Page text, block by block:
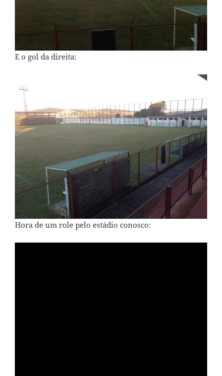
E o gol da direita:
Hora de um role pelo estádio conosco: